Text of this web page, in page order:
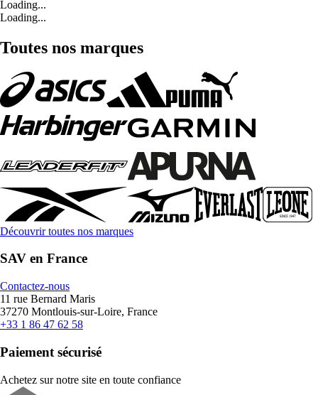
Loading...
Loading...
Toutes nos marques
Découvrir toutes nos marques
SAV en France
Contactez-nous
11 rue Bernard Maris
37270 Montlouis-sur-Loire, France
+33 1 86 47 62 58
Paiement sécurisé
Achetez sur notre site en toute confiance